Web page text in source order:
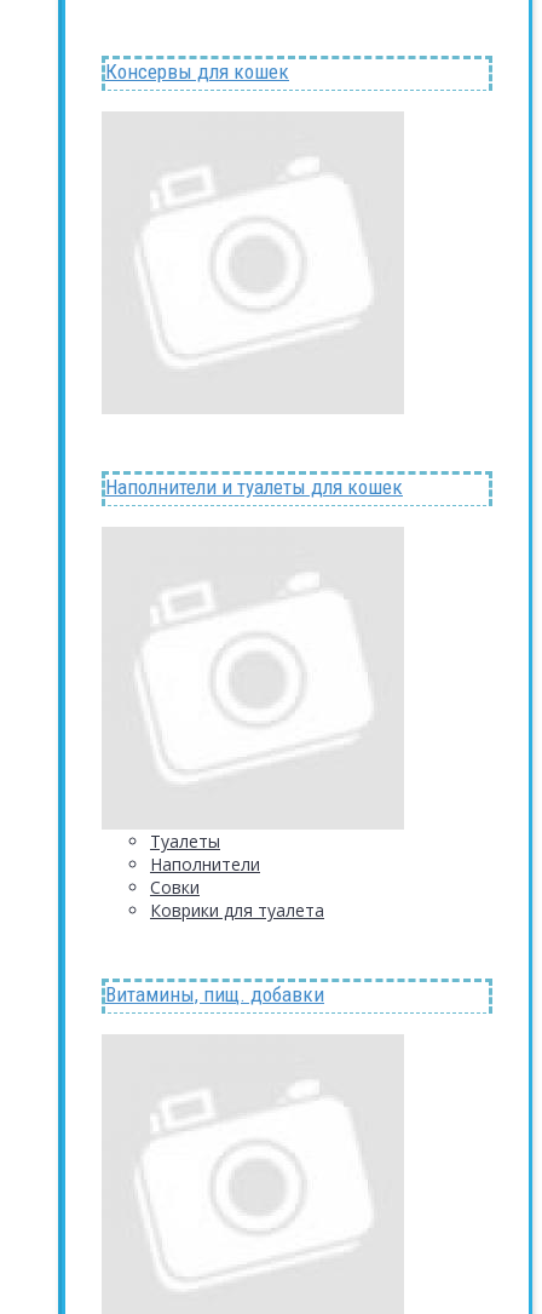
Консервы для кошек
Наполнители и туалеты для кошек
Туалеты
Наполнители
Совки
Коврики для туалета
Витамины, пищ. добавки